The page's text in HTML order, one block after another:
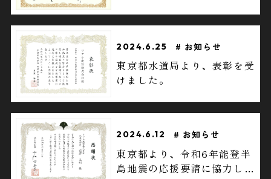
2024.6.25 お知らせ
東京都水道局より、表彰を受
けました。
2024.6.12 お知らせ
東京都より、令和6年能登半
島地震の応援要請に協力し、